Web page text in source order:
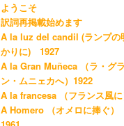
ようこそ
訳詞再掲載始めます
A la luz del candil (ランプの
かりに) 1927
A la Gran Muñeca （ラ・グラ
ン・ムニェカへ）1922
A la francesa （フランス風に
A Homero （オメロに捧ぐ）